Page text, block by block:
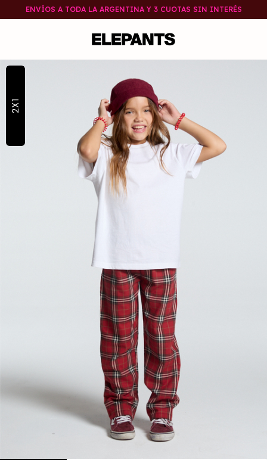
ENVÍOS A TODA LA ARGENTINA Y 3 CUOTAS SIN INTERÉS
2X1